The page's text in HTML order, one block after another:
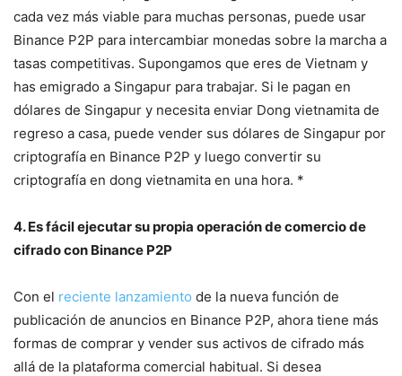
cada vez más viable para muchas personas, puede usar
Binance P2P para intercambiar monedas sobre la marcha a
tasas competitivas. Supongamos que eres de Vietnam y
has emigrado a Singapur para trabajar. Si le pagan en
dólares de Singapur y necesita enviar Dong vietnamita de
regreso a casa, puede vender sus dólares de Singapur por
criptografía en Binance P2P y luego convertir su
criptografía en dong vietnamita en una hora. *
4. Es fácil ejecutar su propia operación de comercio de
cifrado con Binance P2P
Con el reciente lanzamiento de la nueva función de
publicación de anuncios en Binance P2P, ahora tiene más
formas de comprar y vender sus activos de cifrado más
allá de la plataforma comercial habitual. Si desea